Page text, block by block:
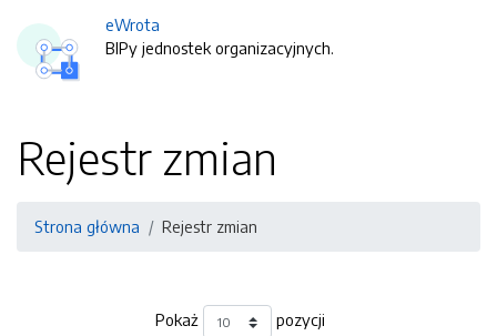
eWrota
BIPy jednostek organizacyjnych.
Rejestr zmian
Strona główna Rejestr zmian
Pokaż pozycji